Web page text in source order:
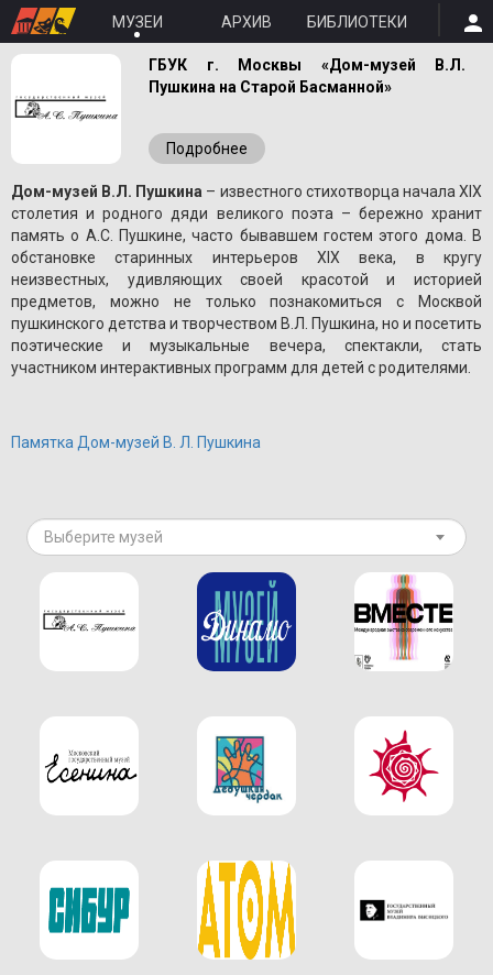
МУЗЕИ АРХИВ БИБЛИОТЕКИ
ГБУК г. Москвы «Дом-музей В.Л.
Пушкина на Старой Басманной»
Подробнее
Дом-музей В.Л. Пушкина – известного стихотворца начала XIX
столетия и родного дяди великого поэта – бережно хранит
память о A.С. Пушкине, часто бывавшем гостем этого дома. В
обстановке старинных интерьеров XIX века, в кругу
неизвестных, удивляющих своей красотой и историей
предметов, можно не только познакомиться с Москвой
пушкинского детства и творчеством В.Л. Пушкина, но и посетить
поэтические и музыкальные вечера, спектакли, стать
участником интерактивных программ для детей с родителями.
Памятка Дом-музей В. Л. Пушкина
Выберите музей